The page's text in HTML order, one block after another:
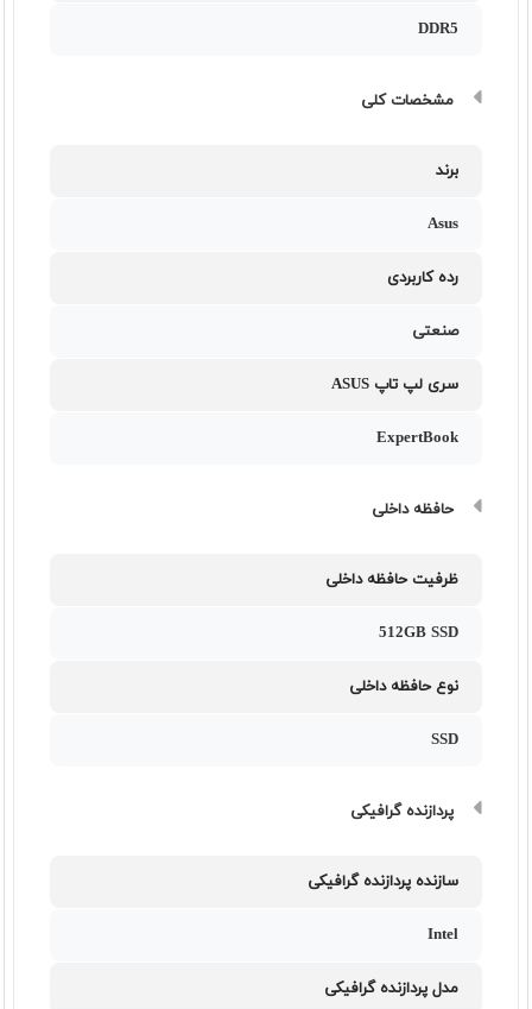
DDR5
مشخصات کلی
برند
Asus
رده کاربردی
صنعتی
سری لپ تاپ ASUS
ExpertBook
حافظه داخلی
ظرفیت حافظه داخلی
512GB SSD
نوع حافظه داخلی
SSD
پردازنده گرافیکی
سازنده پردازنده گرافیکی
Intel
مدل پردازنده گرافیکی